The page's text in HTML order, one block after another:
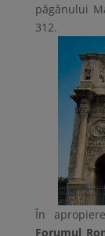
păgânului
312.
În
Forumul